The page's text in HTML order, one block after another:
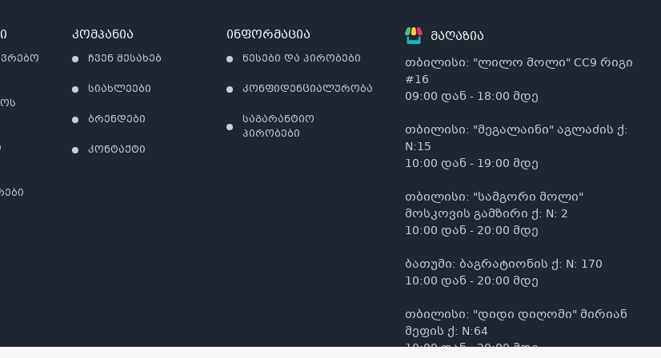
კომპანია
ჩვენ შესახებ
სიახლეები
ბრენდები
კონტაქტი
ინფორმაცია
წესები და პირობები
კონფიდენციალურობა
საგარანტიო
პირობები
მაღაზია
თბილისი: "ლილო მოლი" CC9 რიგი
#16
09:00 დან - 18:00 მდე
თბილისი: "მეგალაინი" აგლაძის ქ:
N:15
10:00 დან - 19:00 მდე
თბილისი: "სამგორი მოლი"
მოსკოვის გამზირი ქ: N: 2
10:00 დან - 20:00 მდე
ბათუმი: ბაგრატიონის ქ: N: 170
10:00 დან - 20:00 მდე
თბილისი: "დიდი დიღომი" მირიან
მეფის ქ: N:64
10:00 დან - 20:00 მდე